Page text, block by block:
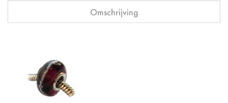
Omschrijving